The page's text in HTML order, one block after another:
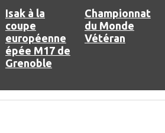
Isak à la
coupe
européenne
épée M17 de
Grenoble
Championnat
du Monde
Vétéran